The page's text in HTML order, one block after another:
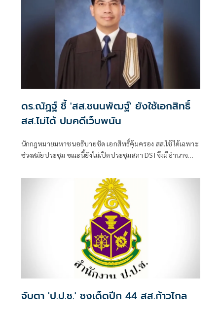
ดร.ณัฏฐ์ ชี้ 'สส.ชนนพัฒฐ์' ยังใช้เอกสิทธิ์
สส.ไม่ได้ ปมคดีเว็บพนัน
นักกฎหมายมหาชนอธิบายชัด เอกสิทธิ์คุ้มครอง สส.ใช้ได้เฉพาะ
ช่วงสมัยประชุม ขณะนี้ยังไม่เปิดประชุมสภา DSI จึงมีอำนาจ
จับ
จับตา 'ป.ป.ช.' ชงเด็ดปีก 44 สส.ก้าวไกล